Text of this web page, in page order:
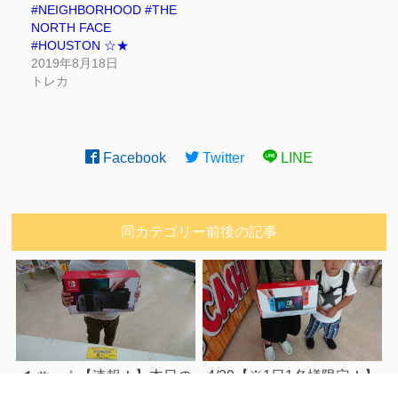
#NEIGHBORHOOD #THE
NORTH FACE
#HOUSTON ☆★
2019年8月18日
トレカ
Facebook Twitter LINE
同カテゴリー前後の記事
前へ
☆【速報！】本日の
4/29【※1日1名様限定！】